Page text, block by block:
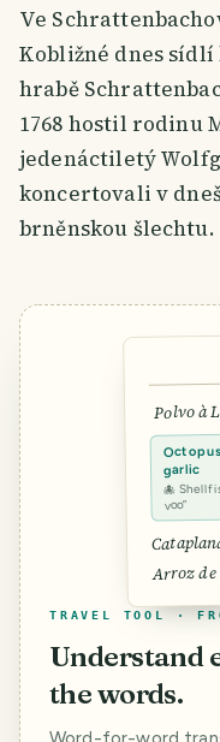
Ve
Kobližné dnes
hrabě
1768 hostil rodinu
jedenáctiletý
koncertovali v
brněnskou šlechtu.
Polvo à
garlic
🐙
voo”
Arroz de
TRAVEL TOOL ·
Understand
the words.